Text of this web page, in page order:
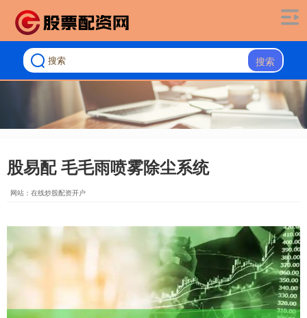
搜索
股易配 毛毛雨喷雾除尘系统
网站：在线炒股配资开户